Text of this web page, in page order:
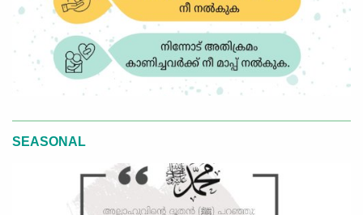
SEASONAL